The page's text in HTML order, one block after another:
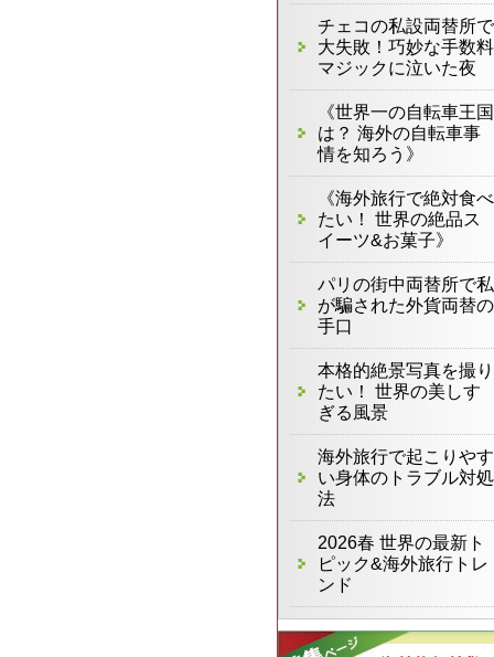
チェコの私設両替所で
大失敗！巧妙な手数料
マジックに泣いた夜
《世界一の自転車王国
は？ 海外の自転車事
情を知ろう》
《海外旅行で絶対食べ
たい！ 世界の絶品ス
イーツ&お菓子》
パリの街中両替所で私
が騙された外貨両替の
手口
本格的絶景写真を撮り
たい！ 世界の美しす
ぎる風景
海外旅行で起こりやす
い身体のトラブル対処
法
2026春 世界の最新ト
ピック&海外旅行トレ
ンド